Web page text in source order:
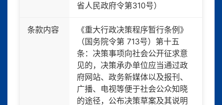
省人民政府令第310号）
条款内容
《重大行政决策程序暂行条例》
（国务院令第 713号）第十五
条：决策事项向社会公开征求意
见的，决策承办单位应当通过政
府网站、政务新媒体以及报刊、
广播、电视等便于社会公众知晓
的途径，公布决策草案及其说明